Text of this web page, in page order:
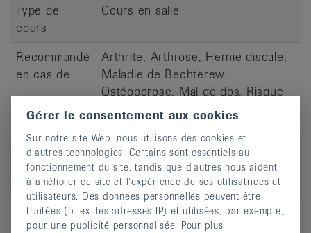
Type de
cours
Cours en salle
Recommandé
en cas de
Arthrite, Arthrose, Hernie discale,
Maladie de Bechterew,
Ostéoporose, Mal de dos, Risque
de chute, Rhumatisme des parties
Rythmique Senior
Type de
cours
Cours en salle
Gérer le consentement aux cookies
Sur notre site Web, nous utilisons des cookies et
d’autres technologies. Certains sont essentiels au
fonctionnement du site, tandis que d’autres nous aident
à améliorer ce site et l’expérience de ses utilisatrices et
utilisateurs. Des données personnelles peuvent être
traitées (p. ex. les adresses IP) et utilisées, par exemple,
pour une publicité personnalisée. Pour plus